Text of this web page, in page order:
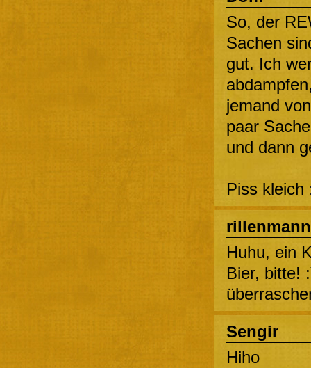
So, der
Sachen
gut. Ich
jemand
paar
und dann
Piss kleich
Huhu, ein
Bier, bitte!
Sengir
Hiho